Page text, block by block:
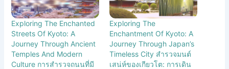
Exploring The Enchanted
Streets Of Kyoto: A
Journey Through Ancient
Temples And Modern
Culture การสำรวจถนนที่มี
Exploring The
Enchantment Of Kyoto: A
Journey Through Japan’s
Timeless City สำรวจมนต์
เสน่ห์ของเกียวโต: การเดิน